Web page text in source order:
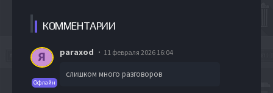
КОММЕНТАРИИ
Офлайн
paraxod 11 февраля 2026 16:04
слишком много разговоров